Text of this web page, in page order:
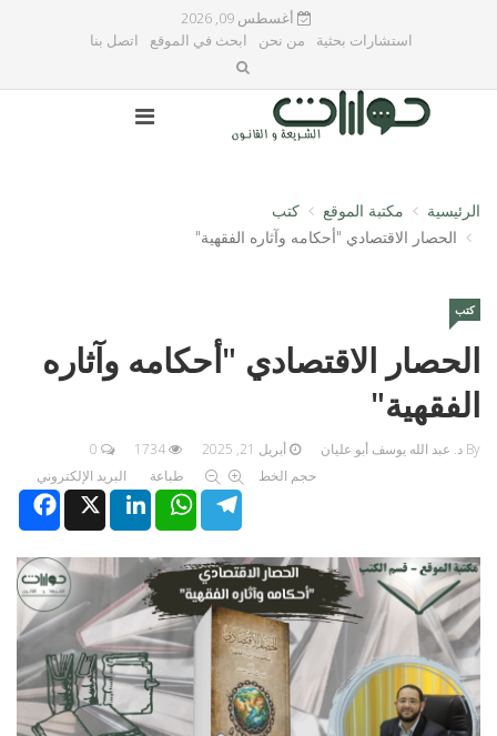
أغسطس 09, 2026
استشارات بحثية
من نحن ابحث في الموقع اتصل بنا
الرئيسية مكتبة الموقع
كتب
الحصار الاقتصادي "أحكامه وآثاره الفقهية"
كتب
الحصار الاقتصادي "أحكامه وآثاره
الفقهية"
By د. عبد الله يوسف أبو عليان أبريل 21, 2025
0
حجم الخط
طباعة
البريد الإلكتروني
XLinkedInWhatsAppTelegram